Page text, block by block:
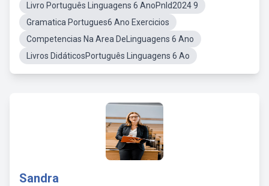
Livro Português Linguagens 6 AnoPnld2024 9
Gramatica Portugues6 Ano Exercicios
Competencias Na Area DeLinguagens 6 Ano
Livros DidáticosPortuguês Linguagens 6 Ao
Sandra